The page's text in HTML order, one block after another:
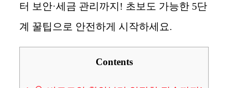
터 보안·세금 관리까지! 초보도 가능한 5단
계 꿀팁으로 안전하게 시작하세요.
Contents